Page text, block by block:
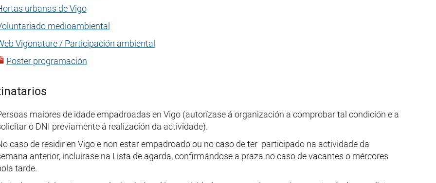
urbanas de Vigo
medioambiental
Vigonature / Participación ambiental
Poster programación
maiores de idade empadroadas en Vigo (autorízase á organización a comprobar tal condición e a
o DNI previamente á realización da actividade).
caso de residir en Vigo e non estar empadroado ou no caso de ter participado na actividade da
anterior, incluirase na Lista de agarda, confirmándose a praza no caso de vacantes o mércores
tarde.